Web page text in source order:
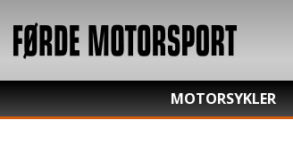
MOTORSYKLER